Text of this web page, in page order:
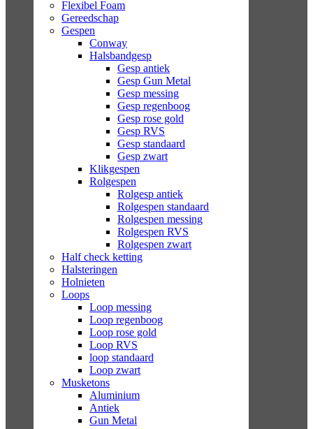
Flexibel Foam
Gereedschap
Gespen
Conway
Halsbandgesp
Gesp antiek
Gesp Gun Metal
Gesp messing
Gesp regenboog
Gesp rose gold
Gesp RVS
Gesp standaard
Gesp zwart
Klikgespen
Rolgespen
Rolgesp antiek
Rolgespen standaard
Rolgespen messing
Rolgespen RVS
Rolgespen zwart
Half check ketting
Halsteringen
Holnieten
Loops
Loop messing
Loop regenboog
Loop rose gold
Loop RVS
loop standaard
Loop zwart
Musketons
Aluminium
Antiek
Gun Metal